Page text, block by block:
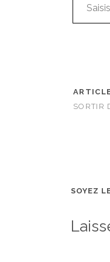
SORTIR
SOYEZ